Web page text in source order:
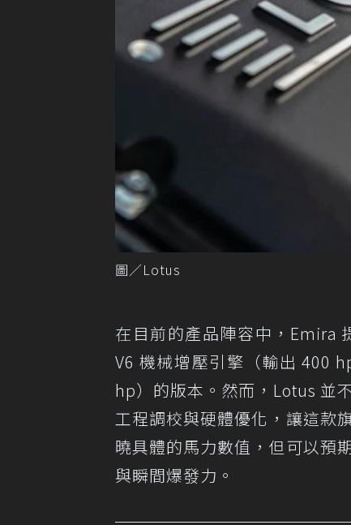
圖／Lotus
在目前的產品陣容中，Emira
V6 機械增壓引擎（輸出 400
hp）的版本。然而，Lotus 並
工程調校與硬體優化，讓這款
曉具體的馬力數值，但可以預
與瞬間爆發力。